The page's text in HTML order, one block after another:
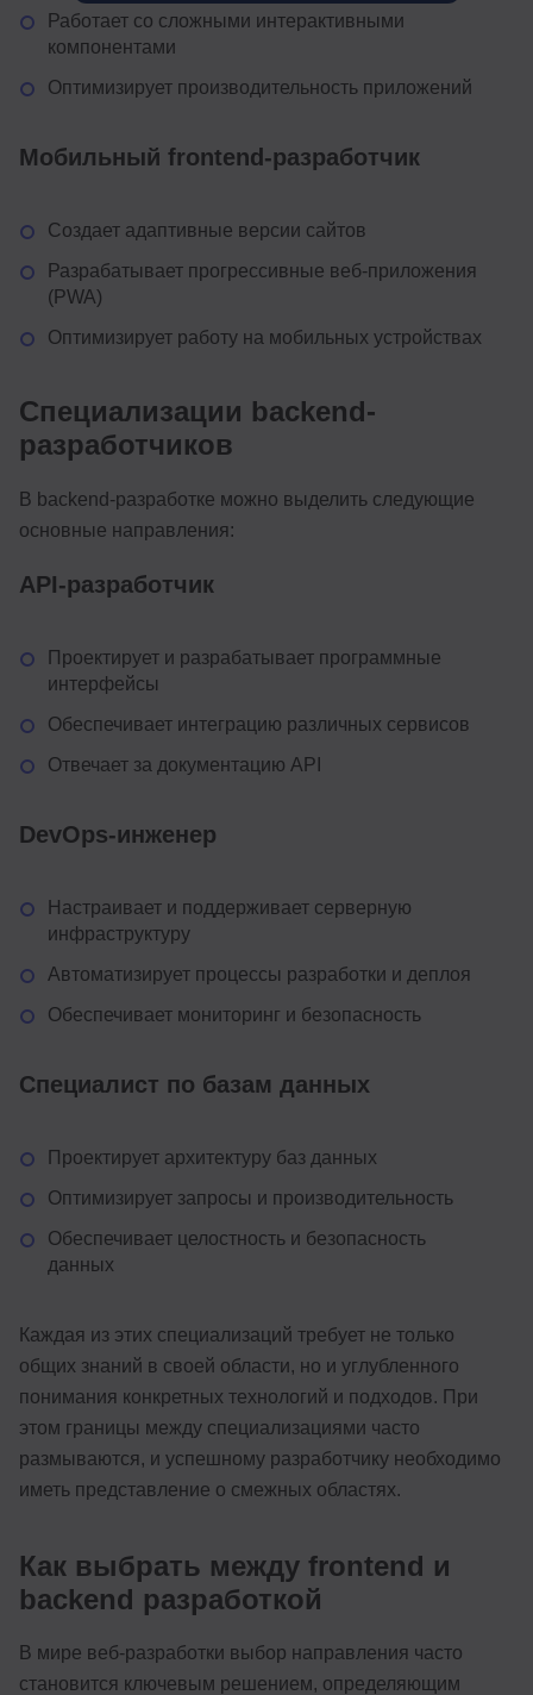
Работает со сложными интерактивными
компонентами
Оптимизирует производительность приложений
Мобильный frontend-разработчик
Создает адаптивные версии сайтов
Разрабатывает прогрессивные веб-приложения
(PWA)
Оптимизирует работу на мобильных устройствах
Специализации backend-
разработчиков
В backend-разработке можно выделить следующие
основные направления:
API-разработчик
Проектирует и разрабатывает программные
интерфейсы
Обеспечивает интеграцию различных сервисов
Отвечает за документацию API
DevOps-инженер
Настраивает и поддерживает серверную
инфраструктуру
Автоматизирует процессы разработки и деплоя
Обеспечивает мониторинг и безопасность
Специалист по базам данных
Проектирует архитектуру баз данных
Оптимизирует запросы и производительность
Обеспечивает целостность и безопасность
данных
Каждая из этих специализаций требует не только
общих знаний в своей области, но и углубленного
понимания конкретных технологий и подходов. При
этом границы между специализациями часто
размываются, и успешному разработчику необходимо
иметь представление о смежных областях.
Как выбрать между frontend и
backend разработкой
В мире веб-разработки выбор направления часто
становится ключевым решением, определяющим